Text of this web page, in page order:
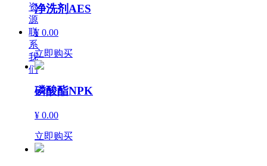
资
源
联
系
我
们
净洗剂AES
¥ 0.00
立即购买
磷酸酯NPK
¥ 0.00
立即购买